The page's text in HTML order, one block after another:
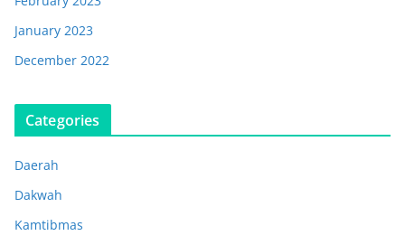
January 2023
December 2022
Categories
Daerah
Dakwah
Kamtibmas